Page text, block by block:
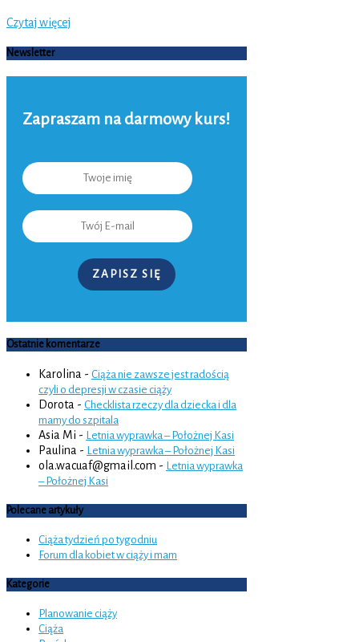
Czytaj więcej
Newsletter
Zapraszam na darmowy kurs!
ZAPISZ SIĘ
Ostatnie komentarze
Karolina - Ciąża nie zawsze jest radością
czyli o depresji w czasie ciąży
Dorota - Checklista rzeczy dla dziecka i dla
mamy do szpitala
Asia Mi - Letnia wyprawka – Położnej Kasi
Paulina - Letnia wyprawka – Położnej Kasi
ola.wacuaf@gmail.com -
Letnia wyprawka
– Położnej Kasi
Polecane artykuły
Ciąża tydzień po tygodniu
Forum dla kobiet w ciąży i mam
Kategorie
Planowanie ciąży
Ciąża